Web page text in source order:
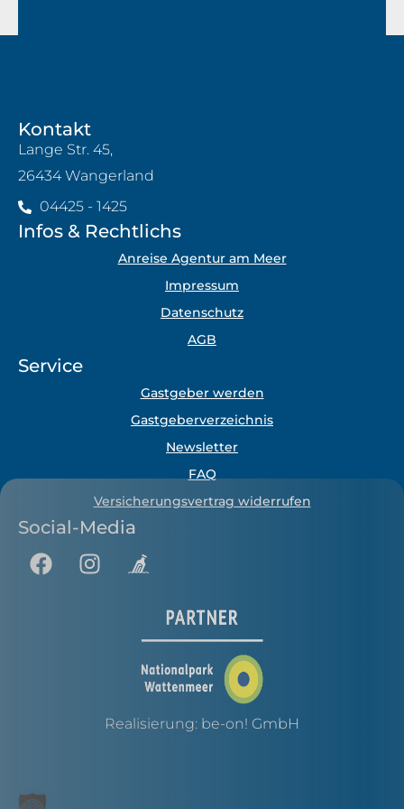
Kontakt
Lange Str. 45,
26434 Wangerland
04425 - 1425
Infos & Rechtlichs
Anreise Agentur am Meer
Impressum
Datenschutz
AGB
Service
Gastgeber werden
Gastgeberverzeichnis
Newsletter
FAQ
Versicherungsvertrag widerrufen
Social-Media
Realisierung: be-on! GmbH